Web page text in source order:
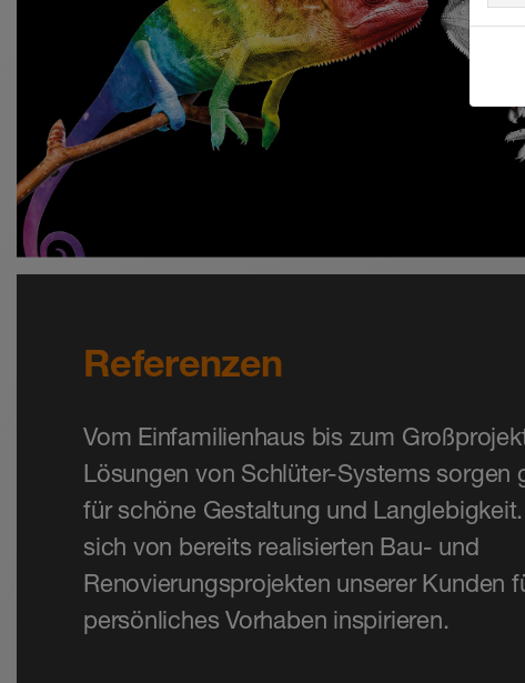
Referenzen
Vom Einfamilienhaus bis zum
Lösungen von Schlüter-Systems sorgen
für schöne Gestaltung und
sich von bereits realisierten Bau- und
Renovierungsprojekten unserer Kunden
persönliches Vorhaben inspirieren.